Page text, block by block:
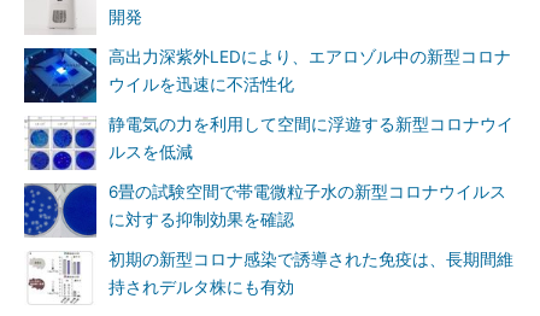
開発
高出力深紫外LEDにより、エアロゾル中の新型コロナ
ウイルを迅速に不活性化
静電気の力を利用して空間に浮遊する新型コロナウイ
ルスを低減
6畳の試験空間で帯電微粒子水の新型コロナウイルス
に対する抑制効果を確認
初期の新型コロナ感染で誘導された免疫は、長期間維
持されデルタ株にも有効